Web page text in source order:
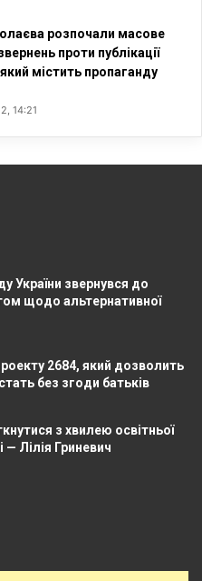
розпочали масове
проти публікації
містить пропаганду
14:21
України звернувся до
щодо альтернативної
2684, який дозволить
без згоди батьків
з хвилею освітньої
— Лілія Гриневич